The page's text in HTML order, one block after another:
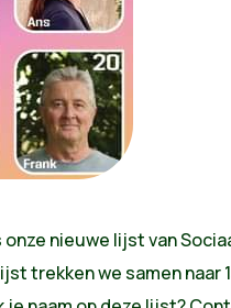
nieuwe lijst van
trekken we samen naar